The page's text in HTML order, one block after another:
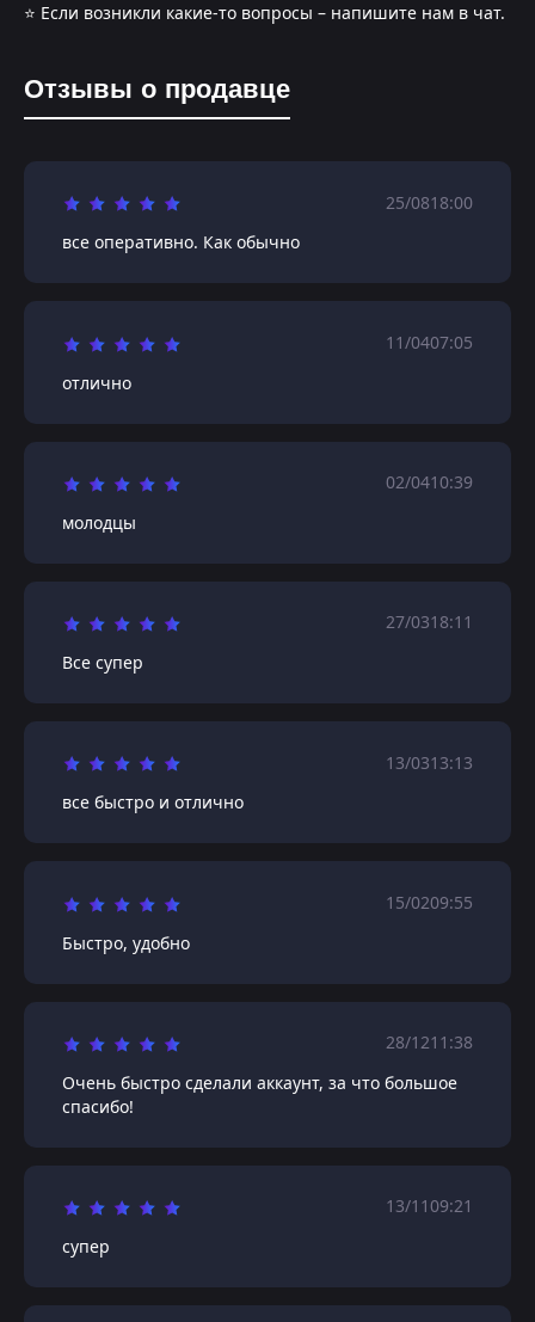
⭐️ Если возникли какие-то вопросы – напишите нам в чат.
Отзывы о продавце
25/0818:00
все оперативно. Как обычно
11/0407:05
отлично
02/0410:39
молодцы
27/0318:11
Все супер
13/0313:13
все быстро и отлично
15/0209:55
Быстро, удобно
28/1211:38
Очень быстро сделали аккаунт, за что большое
спасибо!
13/1109:21
супер